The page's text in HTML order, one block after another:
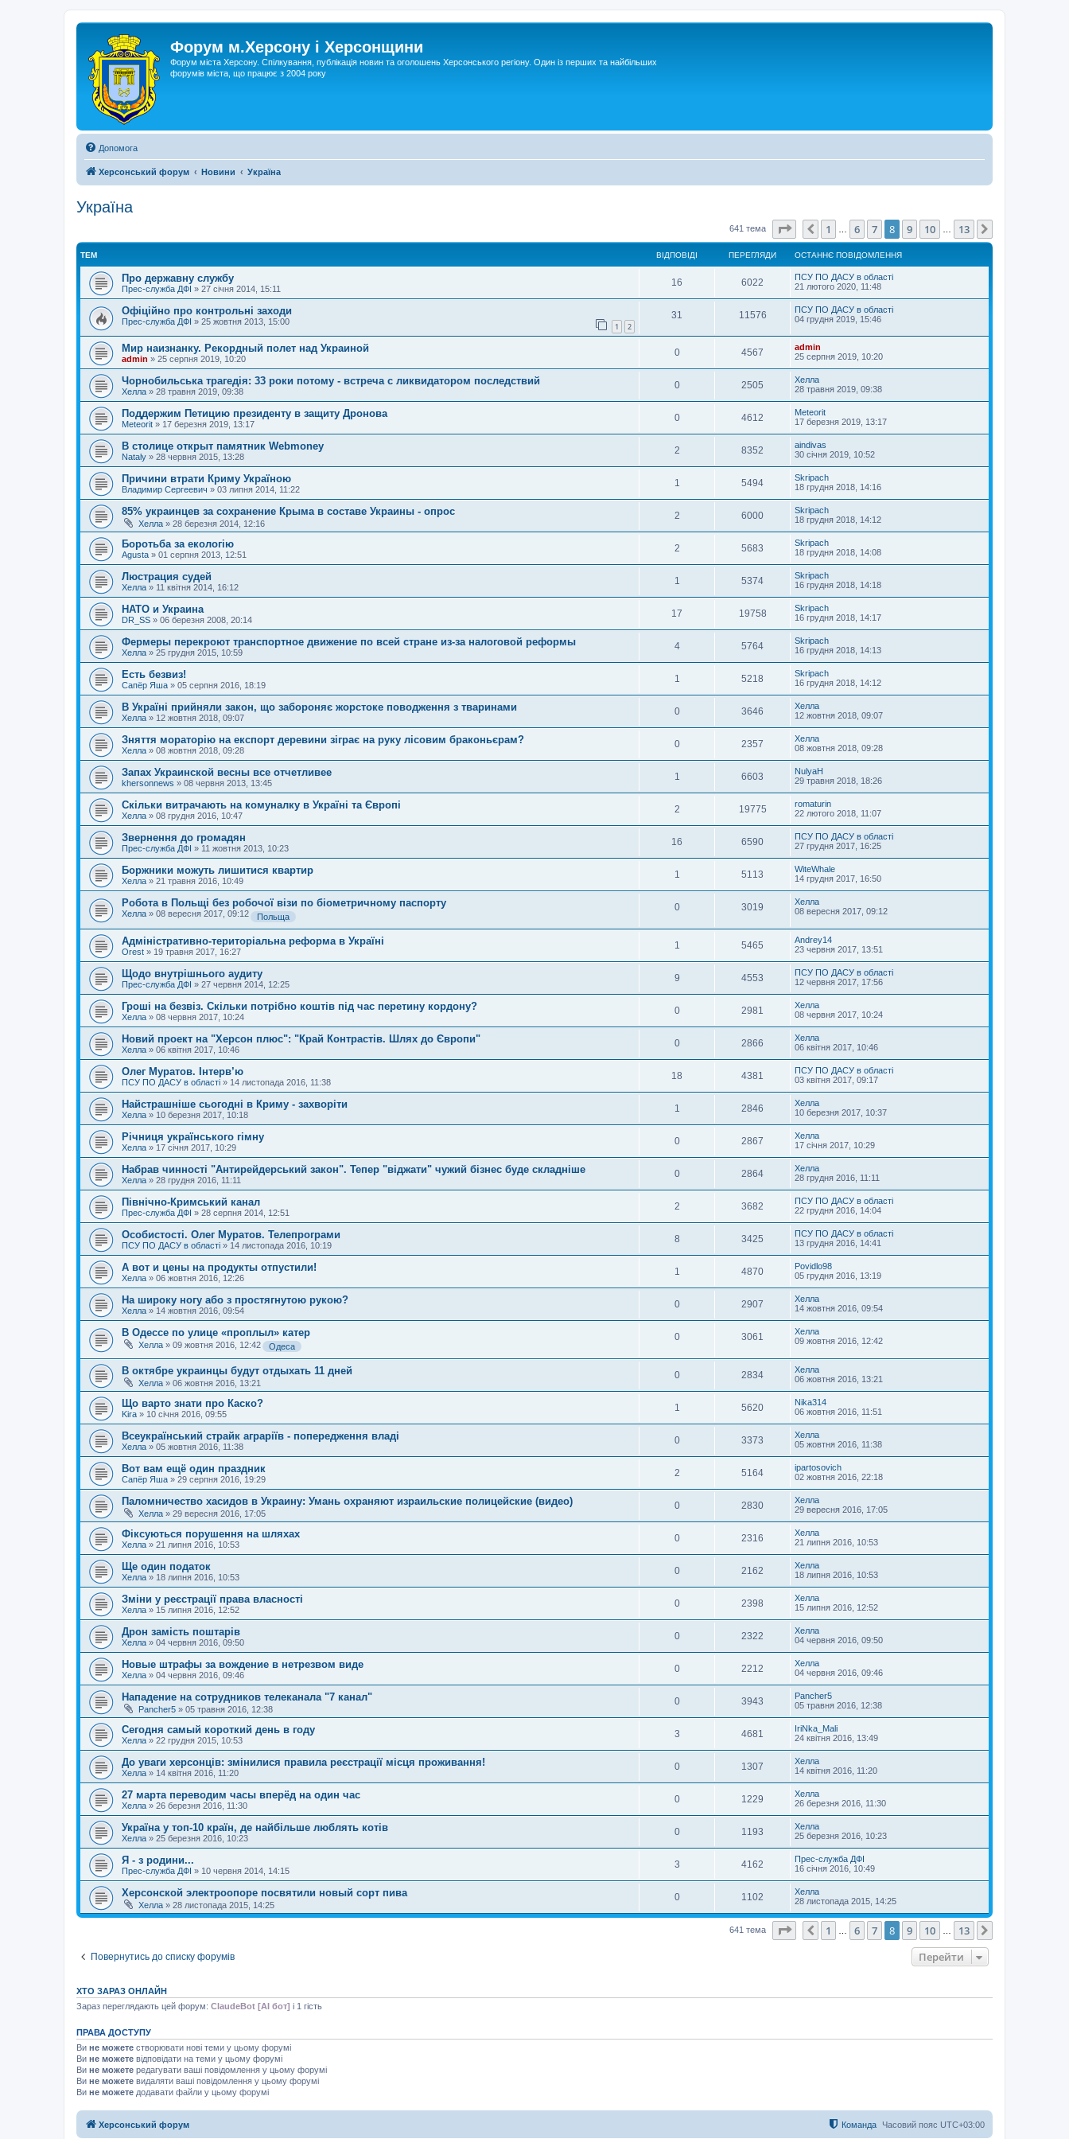
Форум м.Херсону і Херсонщини
Форум міста Херсону. Спілкування, публікація новин та оголошень Херсонського регіону. Один із перших та найбільших
форумів міста, що працює з 2004 року
Допомога
Херсонський форум Новини Україна
Україна
641 тема Сторінка8 з13
Поперед.
1 6 7 8 9 10 13
ТЕМ ВІДПОВІДІ ПЕРЕГЛЯДИ ОСТАННЄ ПОВІДОМЛЕННЯ
Про державну службу
Прес-служба ДФІ » 27 січня 2014, 15:11
16 6022
ПСУ ПО ДАСУ в області
21 лютого 2020, 11:48
Офіційно про контрольні заходи
Прес-служба ДФІ » 25 жовтня 2013, 15:00 1 2
31 11576
ПСУ ПО ДАСУ в області
04 грудня 2019, 15:46
Мир наизнанку. Рекордный полет над Украиной
admin » 25 серпня 2019, 10:20
0 4567
admin
25 серпня 2019, 10:20
Чорнобильська трагедія: 33 роки потому - встреча с ликвидатором последствий
Хелла » 28 травня 2019, 09:38
0 2505
Хелла
28 травня 2019, 09:38
Поддержим Петицию президенту в защиту Дронова
Meteorit » 17 березня 2019, 13:17
0 4612
Meteorit
17 березня 2019, 13:17
В столице открыт памятник Webmoney
Nataly » 28 червня 2015, 13:28
2 8352
aindivas
30 січня 2019, 10:52
Причини втрати Криму Україною
Владимир Сергеевич » 03 липня 2014, 11:22
1 5494
Skripach
18 грудня 2018, 14:16
85% украинцев за сохранение Крыма в составе Украины - опрос
Хелла » 28 березня 2014, 12:16
2 6000
Skripach
18 грудня 2018, 14:12
Боротьба за екологію
Agusta » 01 серпня 2013, 12:51
2 5683
Skripach
18 грудня 2018, 14:08
Люстрация судей
Хелла » 11 квітня 2014, 16:12
1 5374
Skripach
16 грудня 2018, 14:18
НАТО и Украина
DR_SS » 06 березня 2008, 20:14
17 19758
Skripach
16 грудня 2018, 14:17
Фермеры перекроют транспортное движение по всей стране из-за налоговой реформы
Хелла » 25 грудня 2015, 10:59
4 5764
Skripach
16 грудня 2018, 14:13
Есть безвиз!
Сапёр Яша » 05 серпня 2016, 18:19
1 5218
Skripach
16 грудня 2018, 14:12
В Україні прийняли закон, що забороняє жорстоке поводження з тваринами
Хелла » 12 жовтня 2018, 09:07
0 3646
Хелла
12 жовтня 2018, 09:07
Зняття мораторію на експорт деревини зіграє на руку лісовим браконьєрам?
Хелла » 08 жовтня 2018, 09:28
0 2357
Хелла
08 жовтня 2018, 09:28
Запах Украинской весны все отчетливее
khersonnews » 08 червня 2013, 13:45
1 6603
NulyaH
29 травня 2018, 18:26
Скільки витрачають на комуналку в Україні та Європі
Хелла » 08 грудня 2016, 10:47
2 19775
romaturin
22 лютого 2018, 11:07
Звернення до громадян
Прес-служба ДФІ » 11 жовтня 2013, 10:23
16 6590
ПСУ ПО ДАСУ в області
27 грудня 2017, 16:25
Боржники можуть лишитися квартир
Хелла » 21 травня 2016, 10:49
1 5113
WiteWhale
14 грудня 2017, 16:50
Робота в Польщі без робочої візи по біометричному паспорту
Хелла » 08 вересня 2017, 09:12 Польща
0 3019
Хелла
08 вересня 2017, 09:12
Адміністративно-територіальна реформа в Україні
Orest » 19 травня 2017, 16:27
1 5465
Andrey14
23 червня 2017, 13:51
Щодо внутрішнього аудиту
Прес-служба ДФІ » 27 червня 2014, 12:25
9 4553
ПСУ ПО ДАСУ в області
12 червня 2017, 17:56
Гроші на безвіз. Скільки потрібно коштів під час перетину кордону?
Хелла » 08 червня 2017, 10:24
0 2981
Хелла
08 червня 2017, 10:24
Новий проект на "Херсон плюс": "Край Контрастів. Шлях до Європи"
Хелла » 06 квітня 2017, 10:46
0 2866
Хелла
06 квітня 2017, 10:46
Олег Муратов. Інтерв’ю
ПСУ ПО ДАСУ в області » 14 листопада 2016, 11:38
18 4381
ПСУ ПО ДАСУ в області
03 квітня 2017, 09:17
Найстрашніше сьогодні в Криму - захворіти
Хелла » 10 березня 2017, 10:18
1 2846
Хелла
10 березня 2017, 10:37
Річниця українського гімну
Хелла » 17 січня 2017, 10:29
0 2867
Хелла
17 січня 2017, 10:29
Набрав чинності "Антирейдерський закон". Тепер "віджати" чужий бізнес буде складніше
Хелла » 28 грудня 2016, 11:11
0 2864
Хелла
28 грудня 2016, 11:11
Північно-Кримський канал
Прес-служба ДФІ » 28 серпня 2014, 12:51
2 3682
ПСУ ПО ДАСУ в області
22 грудня 2016, 14:04
Особистості. Олег Муратов. Телепрограми
ПСУ ПО ДАСУ в області » 14 листопада 2016, 10:19
8 3425
ПСУ ПО ДАСУ в області
13 грудня 2016, 14:41
А вот и цены на продукты отпустили!
Хелла » 06 жовтня 2016, 12:26
1 4870
Povidlo98
05 грудня 2016, 13:19
На широку ногу або з простягнутою рукою?
Хелла » 14 жовтня 2016, 09:54
0 2907
Хелла
14 жовтня 2016, 09:54
В Одессе по улице «проплыл» катер
Хелла » 09 жовтня 2016, 12:42 Одеса
0 3061
Хелла
09 жовтня 2016, 12:42
В октябре украинцы будут отдыхать 11 дней
Хелла » 06 жовтня 2016, 13:21
0 2834
Хелла
06 жовтня 2016, 13:21
Що варто знати про Каско?
Kira » 10 січня 2016, 09:55
1 5620
Nika314
06 жовтня 2016, 11:51
Всеукраїнський страйк аграріїв - попередження владі
Хелла » 05 жовтня 2016, 11:38
0 3373
Хелла
05 жовтня 2016, 11:38
Вот вам ещё один праздник
Сапёр Яша » 29 серпня 2016, 19:29
2 5164
ipartosovich
02 жовтня 2016, 22:18
Паломничество хасидов в Украину: Умань охраняют израильские полицейские (видео)
Хелла » 29 вересня 2016, 17:05
0 2830
Хелла
29 вересня 2016, 17:05
Фіксуються порушення на шляхах
Хелла » 21 липня 2016, 10:53
0 2316
Хелла
21 липня 2016, 10:53
Ще один податок
Хелла » 18 липня 2016, 10:53
0 2162
Хелла
18 липня 2016, 10:53
Зміни у реєстрації права власності
Хелла » 15 липня 2016, 12:52
0 2398
Хелла
15 липня 2016, 12:52
Дрон замість поштарів
Хелла » 04 червня 2016, 09:50
0 2322
Хелла
04 червня 2016, 09:50
Новые штрафы за вождение в нетрезвом виде
Хелла » 04 червня 2016, 09:46
0 2212
Хелла
04 червня 2016, 09:46
Нападение на сотрудников телеканала "7 канал"
Pancher5 » 05 травня 2016, 12:38
0 3943
Pancher5
05 травня 2016, 12:38
Сегодня самый короткий день в году
Хелла » 22 грудня 2015, 10:53
3 4681
IriNka_Mali
24 квітня 2016, 13:49
До уваги херсонців: змінилися правила реєстрації місця проживання!
Хелла » 14 квітня 2016, 11:20
0 1307
Хелла
14 квітня 2016, 11:20
27 марта переводим часы вперёд на один час
Хелла » 26 березня 2016, 11:30
0 1229
Хелла
26 березня 2016, 11:30
Україна у топ-10 країн, де найбільше люблять котів
Хелла » 25 березня 2016, 10:23
0 1193
Хелла
25 березня 2016, 10:23
Я - з родини...
Прес-служба ДФІ » 10 червня 2014, 14:15
3 4162
Прес-служба ДФІ
16 січня 2016, 10:49
Херсонской электроопоре посвятили новый сорт пива
Хелла » 28 листопада 2015, 14:25
0 1102
Хелла
28 листопада 2015, 14:25
641 тема Сторінка8 з13
Поперед.
1 6 7 8 9 10 13
Повернутись до списку форумів Перейти
ХТО ЗАРАЗ ОНЛАЙН
Зараз переглядають цей форум: ClaudeBot [AI бот] і 1 гість
ПРАВА ДОСТУПУ
Ви не можете створювати нові теми у цьому форумі
Ви не можете відповідати на теми у цьому форумі
Ви не можете редагувати ваші повідомлення у цьому форумі
Ви не можете видаляти ваші повідомлення у цьому форумі
Ви не можете додавати файли у цьому форумі
Херсонський форум Часовий пояс UTC+03:00
Команда